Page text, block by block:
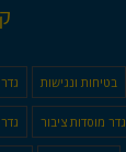
בטיחות ונגישות
גדר מוסדות ציבור